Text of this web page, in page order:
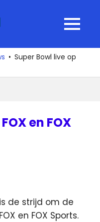
MENU
Super Bowl live op
en FOX
de strijd om de
en FOX Sports.